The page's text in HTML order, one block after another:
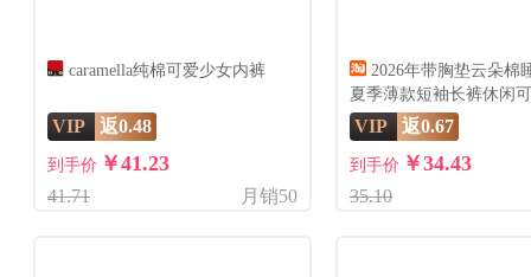
caramella纯棉可爱少女内裤
VIP 返0.48
到手价 ￥41.23
41.71 月销50
2026年带胸垫云朵棉
夏季薄款短袖长裤休闲
服
VIP 返0.67
到手价 ￥34.43
35.10